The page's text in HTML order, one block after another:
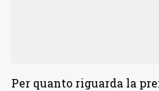
Per quanto riguarda la